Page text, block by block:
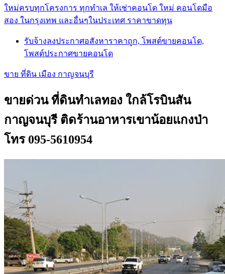
ใหม่ครบทุกโครงการ ทุกทำเล ให้เช่าคอนโด ใหม่ คอนโดมือ
สอง ในกรุงเทพ และอื่นๆในประเทศ ราคาขาดทุน
รับจ้างลงประกาศอสังหาราคาถูก, โพสต์ขายคอนโด,
โพสต์ประกาศขายคอนโด
ขาย ที่ดิน เมือง กาญจนบุรี
ขายด่วน ที่ดินทำเลทอง ใกล้โรบินสัน
กาญจนบุรี ติดร้านอาหารเขาน้อยแกงป่า
โทร 095-5610954